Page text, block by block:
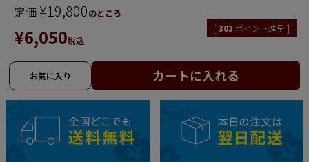
定価 ¥19,800のところ
¥6,050税込
[303 ポイント進呈 ]
カートに入れる